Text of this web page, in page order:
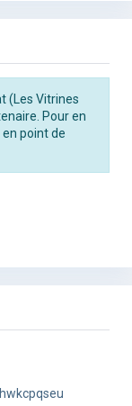
(Les Vitrines
Pour en
point de